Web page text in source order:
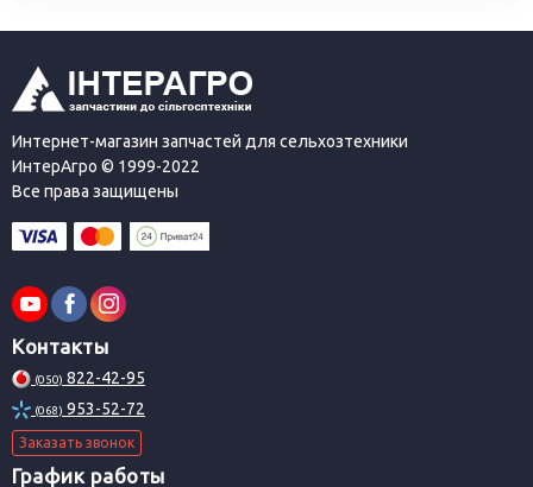
Интернет-магазин запчастей для сельхозтехники
ИнтерАгро © 1999-2022
Все права защищены
Контакты
(050) 822-42-95
(068) 953-52-72
Заказать звонок
График работы